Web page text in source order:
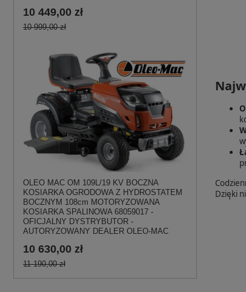
10 449,00 zł
10 999,00 zł
OLEO MAC OM 109L/19 KV BOCZNA
KOSIARKA OGRODOWA Z HYDROSTATEM
BOCZNYM 108cm MOTORYZOWANA
KOSIARKA SPALINOWA 68059017 -
OFICJALNY DYSTRYBUTOR -
AUTORYZOWANY DEALER OLEO-MAC
10 630,00 zł
11 190,00 zł
Dzięki